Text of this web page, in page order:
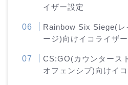
イザー設定
Rainbow Six Siege(レ
ージ)向けイコライザ
CS:GO(カウンタース
オフェンシブ)向けイ